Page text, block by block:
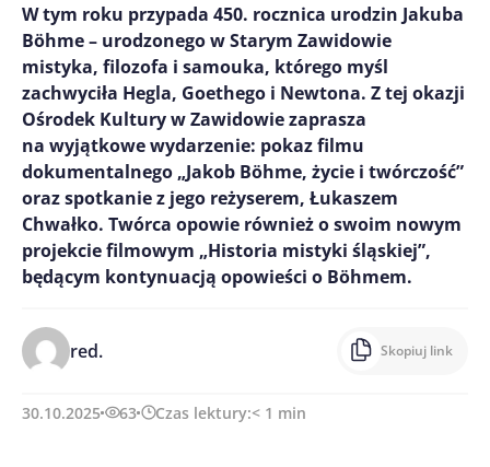
W tym roku przypada 450. rocznica urodzin Jakuba
Böhme – urodzonego w Starym Zawidowie
mistyka, filozofa i samouka, którego myśl
zachwyciła Hegla, Goethego i Newtona. Z tej okazji
Ośrodek Kultury w Zawidowie zaprasza
na wyjątkowe wydarzenie: pokaz filmu
dokumentalnego „Jakob Böhme, życie i twórczość”
oraz spotkanie z jego reżyserem, Łukaszem
Chwałko. Twórca opowie również o swoim nowym
projekcie filmowym „Historia mistyki śląskiej”,
będącym kontynuacją opowieści o Böhmem.
red. Skopiuj link
30.10.2025 63 Czas lektury:< 1 min